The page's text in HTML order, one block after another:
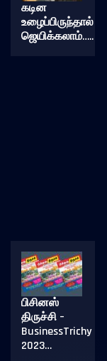
கடின
உழைப்பிருந்தால்
ஜெயிக்கலாம்…..
பிசினஸ்
திருச்சி –
BusinessTrichy
2023…